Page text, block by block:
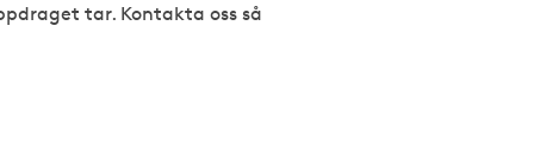
tar. Kontakta oss så